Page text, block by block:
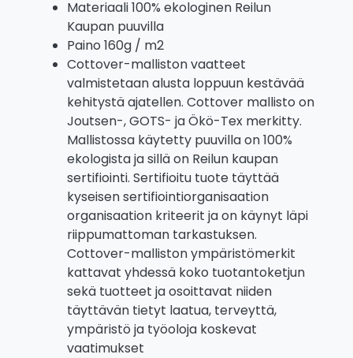
Materiaali 100% ekologinen Reilun
Kaupan puuvilla
Paino 160g / m2
Cottover-malliston vaatteet
valmistetaan alusta loppuun kestävää
kehitystä ajatellen. Cottover mallisto on
Joutsen-, GOTS- ja Ökö-Tex merkitty.
Mallistossa käytetty puuvilla on 100%
ekologista ja sillä on Reilun kaupan
sertifiointi. Sertifioitu tuote täyttää
kyseisen sertifiointiorganisaation
organisaation kriteerit ja on käynyt läpi
riippumattoman tarkastuksen.
Cottover-malliston ympäristömerkit
kattavat yhdessä koko tuotantoketjun
sekä tuotteet ja osoittavat niiden
täyttävän tietyt laatua, terveyttä,
ympäristö ja työoloja koskevat
vaatimukset